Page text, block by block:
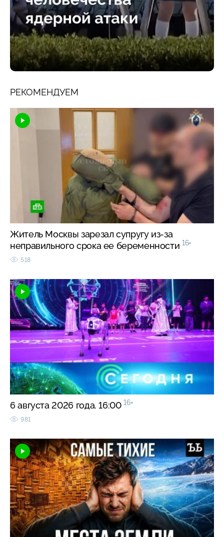
РЕКОМЕНДУЕМ
Житель Москвы зарезал супругу из-за
неправильного срока ее беременности 16+
518
6 августа 2026 года. 16:00 16+
981